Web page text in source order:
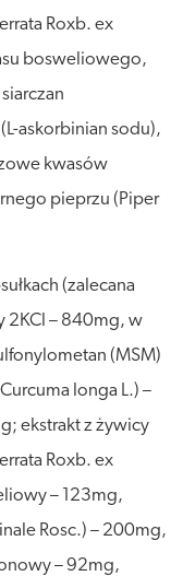
Roxb. ex
bosweliowego,
askorbinian sodu),
kwasów
pieprzu (Piper
(zalecana
2KCl – 840mg, w
(MSM)
longa L.) –
ekstrakt z żywicy
Roxb. ex
– 123mg,
Rosc.) – 200mg,
– 92mg,